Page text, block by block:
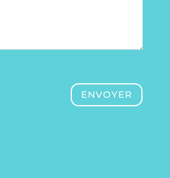
ENVOYER